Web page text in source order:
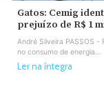
Gatos: Cemig
prejuízo de R$ 1
André Silveira PASSOS -
no consumo de energia...
Ler na íntegra